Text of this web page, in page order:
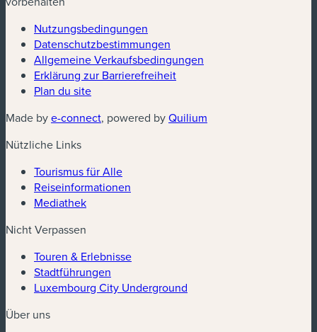
Nutzungsbedingungen
Datenschutzbestimmungen
Allgemeine Verkaufsbedingungen
Erklärung zur Barrierefreiheit
Plan du site
Made bye-connect(neues Fenster)
, powered byQuilium
Nützliche Links
Tourismus für Alle
Reiseinformationen
Mediathek
Nicht Verpassen
Touren & Erlebnisse
Stadtführungen
Luxembourg City Underground
Über uns